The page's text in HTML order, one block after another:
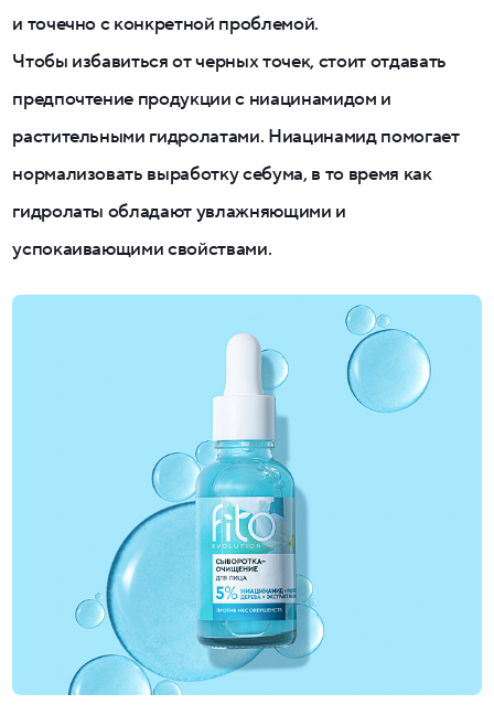
и точечно с конкретной проблемой.
Чтобы избавиться от черных точек, стоит отдавать
предпочтение продукции с ниацинамидом и
растительными гидролатами. Ниацинамид помогает
нормализовать выработку себума, в то время как
гидролаты обладают увлажняющими и
успокаивающими свойствами.